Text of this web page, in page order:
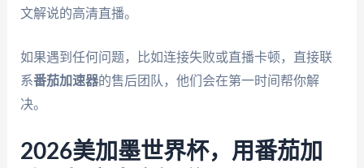
文解说的高清直播。
如果遇到任何问题，比如连接失败或直播卡顿，直接联
系番茄加速器的售后团队，他们会在第一时间帮你解
决。
2026美加墨世界杯，用番茄加